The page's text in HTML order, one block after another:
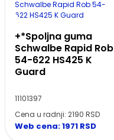
+*Spoljna guma
Schwalbe Rapid Rob
54-622 HS425 K
Guard
11101397
Cena u radnji: 2190 RSD
Web cena: 1971 RSD